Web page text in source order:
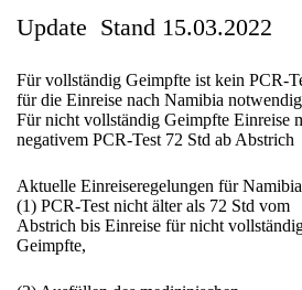
Update Stand 15.03.2022
Für vollständig Geimpfte ist kein PCR-
für die Einreise nach Namibia
Für nicht vollständig Geimpfte Einreise
negativem PCR-Test 72 Std ab Abstrich
Aktuelle Einreiseregelungen für Namibia
(1) PCR-Test nicht älter als 72 Std vom
Abstrich bis Einreise für nicht
Geimpfte,